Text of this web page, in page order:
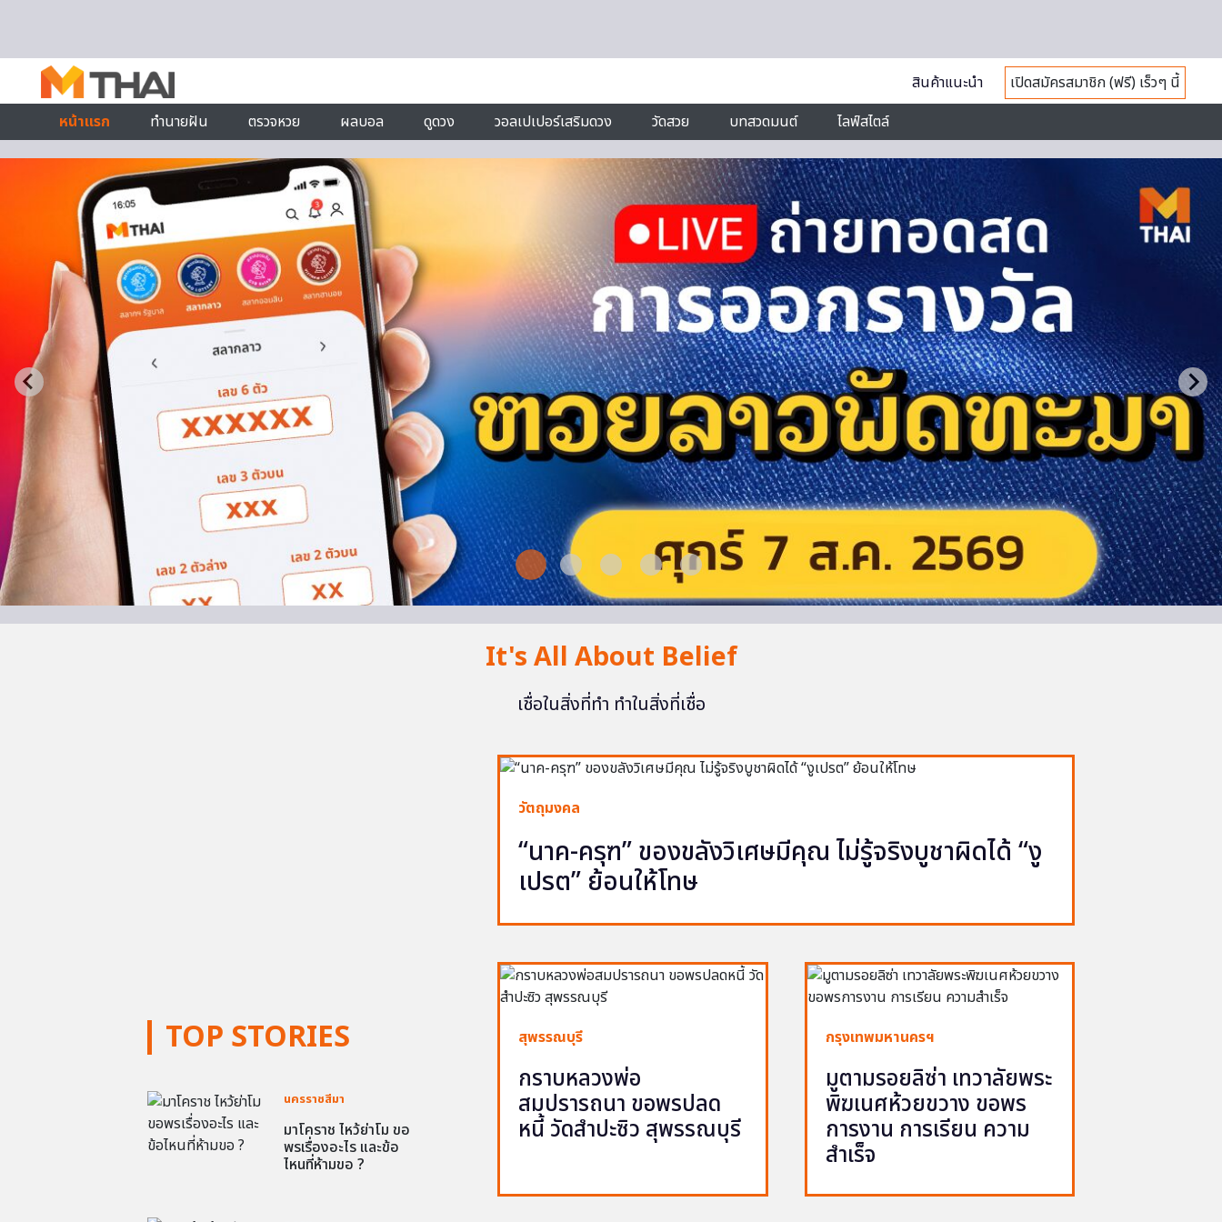
สินค้าแนะนำ
เปิดสมัครสมาชิก (ฟรี) เร็วๆ นี้
หน้าแรก
ทำนายฝัน ตรวจหวย ผลบอล ดูดวง วอลเปเปอร์เสริมดวง วัดสวย บทสวดมนต์ ไลฟ์สไตล์
It's All About Belief
เชื่อในสิ่งที่ทำ ทำในสิ่งที่เชื่อ
TOP STORIES
นครราชสีมา
มาโคราช ไหว้ย่าโม ขอ
พรเรื่องอะไร และข้อ
ไหนที่ห้ามขอ ?
วัตถุมงคล
“นาค-ครุฑ” ของขลังวิเศษมีคุณ ไม่รู้จริงบูชาผิดได้ “งู
เปรต” ย้อนให้โทษ
สุพรรณบุรี
กราบหลวงพ่อ
สมปรารถนา ขอพรปลด
หนี้ วัดสำปะซิว สุพรรณบุรี
กรุงเทพมหานครฯ
มูตามรอยลิซ่า เทวาลัยพระ
พิฆเนศห้วยขวาง ขอพร
การงาน การเรียน ความ
สำเร็จ